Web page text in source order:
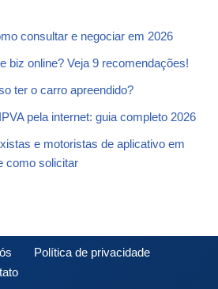
consultar e negociar em 2026
biz online? Veja 9 recomendações!
ter o carro apreendido?
pela internet: guia completo 2026
e motoristas de aplicativo em
como solicitar
Política de privacidade